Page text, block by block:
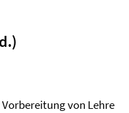
von Lehre